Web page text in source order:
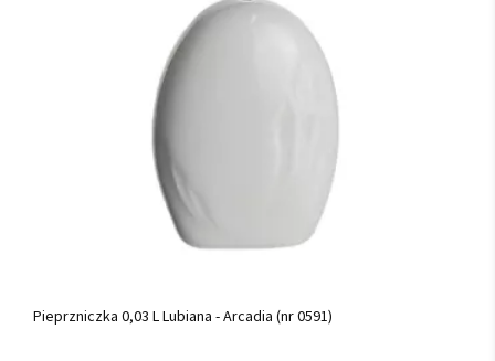
Pieprzniczka 0,03 L Lubiana - Arcadia (nr 0591)